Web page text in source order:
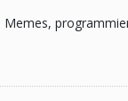
Memes,